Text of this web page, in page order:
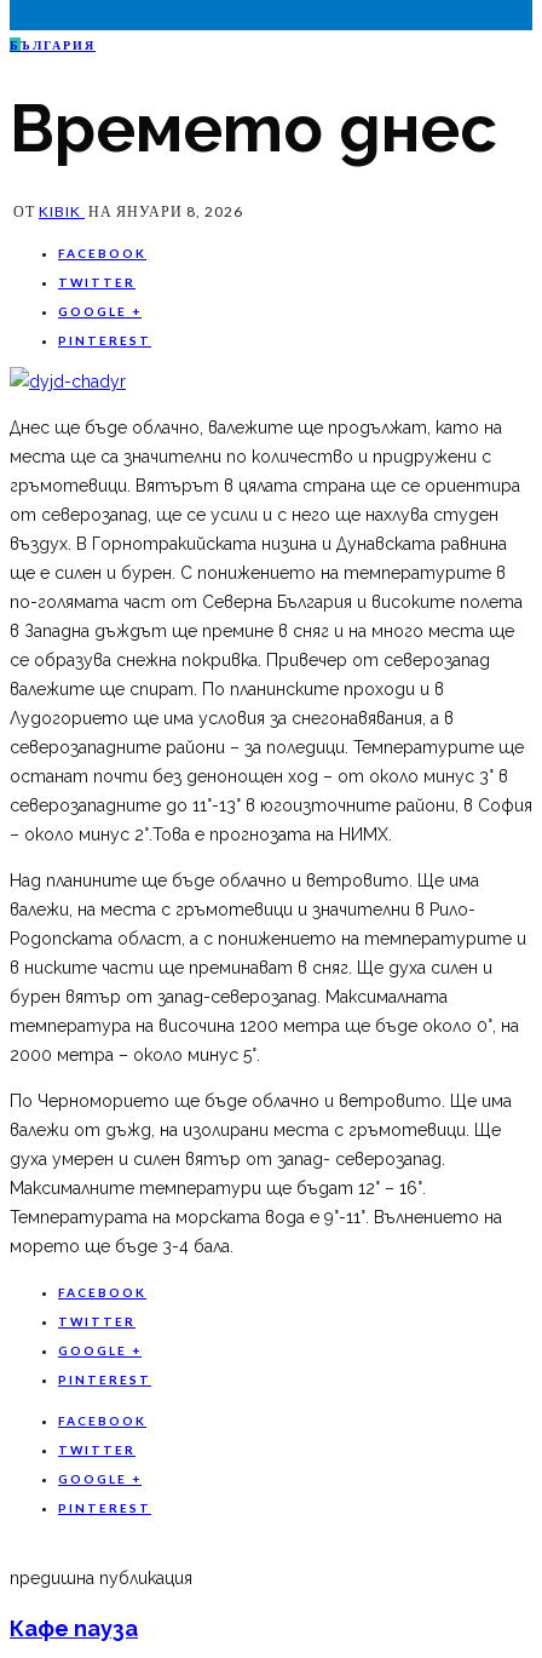
Б ЪЛГАРИЯ
Времето днес
ОТ KIBIK НА ЯНУАРИ 8, 2026
FACEBOOK
TWITTER
GOOGLE +
PINTEREST
Днес ще бъде облачно, валежите ще продължат, като на
места ще са значителни по количество и придружени с
гръмотевици. Вятърът в цялата страна ще се ориентира
от северозапад, ще се усили и с него ще нахлува студен
въздух. В Горнотракийската низина и Дунавската равнина
ще е силен и бурен. С понижението на температурите в
по-голямата част от Северна България и високите полета
в Западна дъждът ще премине в сняг и на много места ще
се образува снежна покривка. Привечер от северозапад
валежите ще спират. По планинските проходи и в
Лудогорието ще има условия за снегонавявания, а в
северозападните райони – за поледици. Температурите ще
останат почти без денонощен ход – от около минус 3° в
северозападните до 11°-13° в югоизточните райони, в София
– около минус 2°.Това е прогнозата на НИМХ.
Над планините ще бъде облачно и ветровито. Ще има
валежи, на места с гръмотевици и значителни в Рило-
Родопската област, а с понижението на температурите и
в ниските части ще преминават в сняг. Ще духа силен и
бурен вятър от запад-северозапад. Максималната
температура на височина 1200 метра ще бъде около 0°, на
2000 метра – около минус 5°.
По Черноморието ще бъде облачно и ветровито. Ще има
валежи от дъжд, на изолирани места с гръмотевици. Ще
духа умерен и силен вятър от запад- северозапад.
Максималните температури ще бъдат 12° – 16°.
Температурата на морската вода е 9°-11°. Вълнението на
морето ще бъде 3-4 бала.
FACEBOOK
TWITTER
GOOGLE +
PINTEREST
FACEBOOK
TWITTER
GOOGLE +
PINTEREST
предишна публикация
Кафе пауза